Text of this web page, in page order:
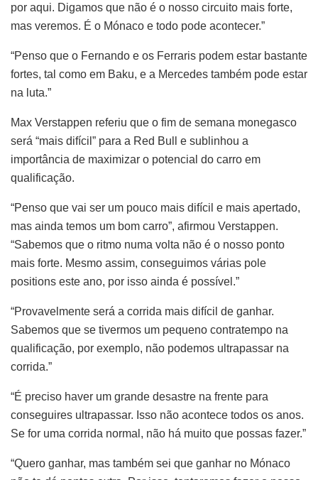
por aqui. Digamos que não é o nosso circuito mais forte,
mas veremos. É o Mónaco e todo pode acontecer.”
“Penso que o Fernando e os Ferraris podem estar bastante
fortes, tal como em Baku, e a Mercedes também pode estar
na luta.”
Max Verstappen referiu que o fim de semana monegasco
será “mais difícil” para a Red Bull e sublinhou a
importância de maximizar o potencial do carro em
qualificação.
“Penso que vai ser um pouco mais difícil e mais apertado,
mas ainda temos um bom carro”, afirmou Verstappen.
“Sabemos que o ritmo numa volta não é o nosso ponto
mais forte. Mesmo assim, conseguimos várias pole
positions este ano, por isso ainda é possível.”
“Provavelmente será a corrida mais difícil de ganhar.
Sabemos que se tivermos um pequeno contratempo na
qualificação, por exemplo, não podemos ultrapassar na
corrida.”
“É preciso haver um grande desastre na frente para
conseguires ultrapassar. Isso não acontece todos os anos.
Se for uma corrida normal, não há muito que possas fazer.”
“Quero ganhar, mas também sei que ganhar no Mónaco